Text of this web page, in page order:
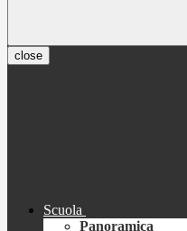
close
Scuola
Panoramica